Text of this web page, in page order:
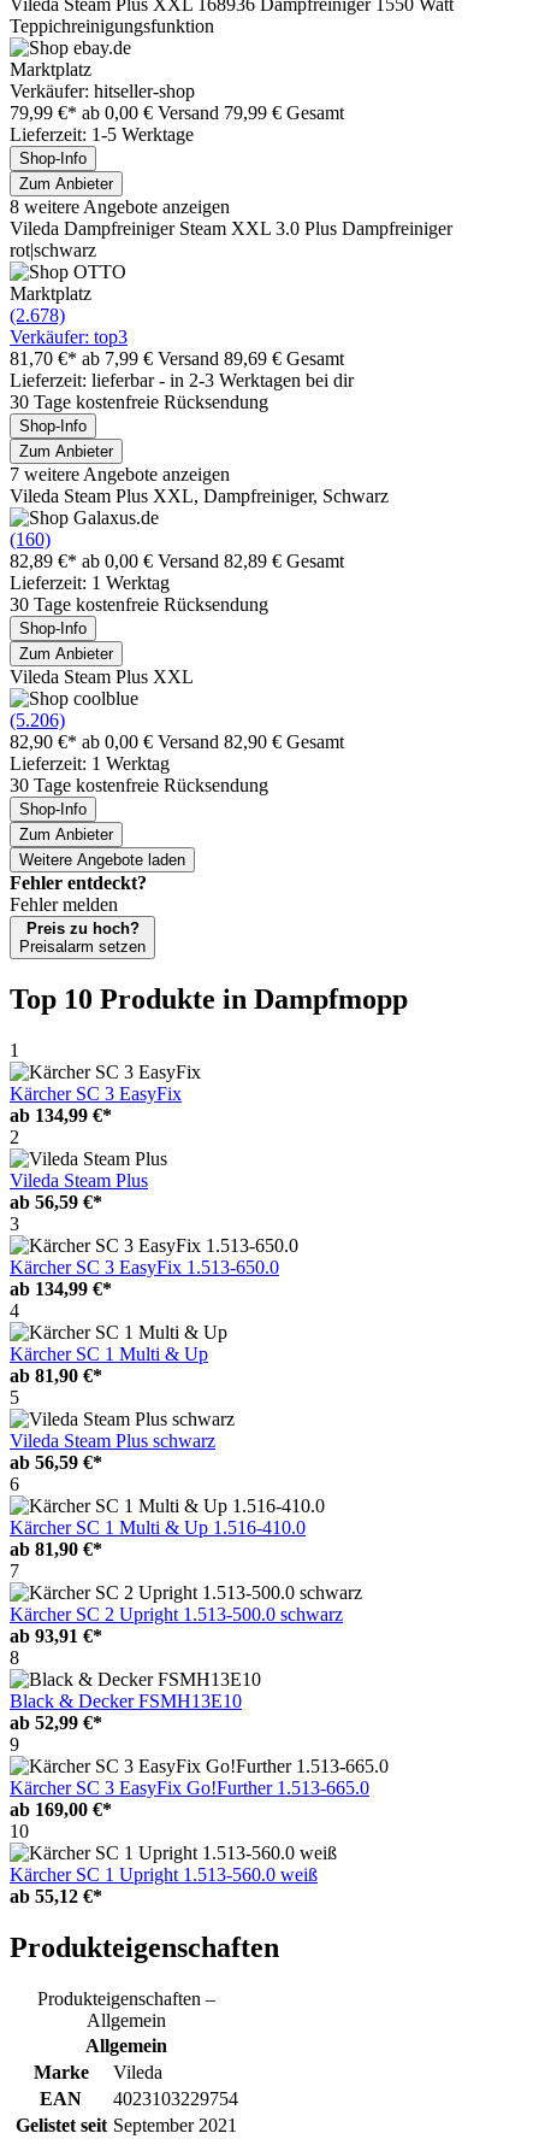
Vileda Steam Plus XXL 168936 Dampfreiniger 1550 Watt
Teppichreinigungsfunktion
Marktplatz
Verkäufer: hitseller-shop
79,99 €* ab 0,00 € Versand 79,99 € Gesamt
Lieferzeit: 1-5 Werktage
Shop-Info
Zum Anbieter
8 weitere Angebote anzeigen
Vileda Dampfreiniger Steam XXL 3.0 Plus Dampfreiniger
rot|schwarz
Marktplatz
(2.678)
Verkäufer: top3
81,70 €* ab 7,99 € Versand 89,69 € Gesamt
Lieferzeit: lieferbar - in 2-3 Werktagen bei dir
30 Tage kostenfreie Rücksendung
Shop-Info
Zum Anbieter
7 weitere Angebote anzeigen
Vileda Steam Plus XXL, Dampfreiniger, Schwarz
(160)
82,89 €* ab 0,00 € Versand 82,89 € Gesamt
Lieferzeit: 1 Werktag
30 Tage kostenfreie Rücksendung
Shop-Info
Zum Anbieter
Vileda Steam Plus XXL
(5.206)
82,90 €* ab 0,00 € Versand 82,90 € Gesamt
Lieferzeit: 1 Werktag
30 Tage kostenfreie Rücksendung
Shop-Info
Zum Anbieter
Weitere Angebote laden
Fehler entdeckt?
Fehler melden
Preis zu hoch?
Preisalarm setzen
Top 10 Produkte in Dampfmopp
1
Kärcher SC 3 EasyFix
ab 134,99 €*
2
Vileda Steam Plus
ab 56,59 €*
3
Kärcher SC 3 EasyFix 1.513-650.0
ab 134,99 €*
4
Kärcher SC 1 Multi & Up
ab 81,90 €*
5
Vileda Steam Plus schwarz
ab 56,59 €*
6
Kärcher SC 1 Multi & Up 1.516-410.0
ab 81,90 €*
7
Kärcher SC 2 Upright 1.513-500.0 schwarz
ab 93,91 €*
8
Black & Decker FSMH13E10
ab 52,99 €*
9
Kärcher SC 3 EasyFix Go!Further 1.513-665.0
ab 169,00 €*
10
Kärcher SC 1 Upright 1.513-560.0 weiß
ab 55,12 €*
Produkteigenschaften
Produkteigenschaften –
Allgemein
Allgemein
Marke
Vileda
EAN
4023103229754
Gelistet seit September 2021